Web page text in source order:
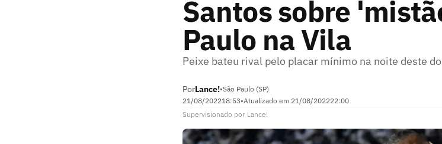
Santos sobre
Paulo na Vila
Peixe bateu rival pelo placar mínimo na noite deste
PorLance!•São Paulo (SP)
21/08/202218:53•Atualizado em 21/08/202222:00
Supervisionado por Lance!